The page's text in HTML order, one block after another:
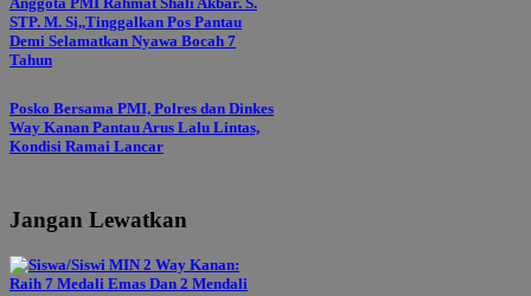
STP. M. Si,,Tinggalkan Pos Pantau
Demi Selamatkan Nyawa Bocah 7
Tahun
Posko Bersama PMI, Polres dan Dinkes
Way Kanan Pantau Arus Lalu Lintas,
Kondisi Ramai Lancar
Jangan Lewatkan